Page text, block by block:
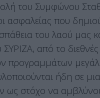
του Συμφώνου
ασφαλείας που
του λαού μας
από το διεθνές
προγραμμάτων
ήδη σε
ως στόχο να